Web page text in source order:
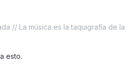
// La música es la taquigrafía de la
esto.